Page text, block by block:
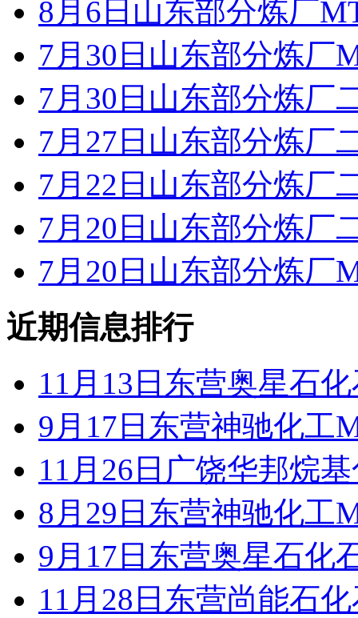
8月6日山东部分炼厂
7月30日山东部分炼厂
7月30日山东部分炼厂
7月27日山东部分炼厂
7月22日山东部分炼厂
7月20日山东部分炼厂
7月20日山东部分炼厂
近期信息排行
11月13日东营奥星石
9月17日东营神驰化工
11月26日广饶华邦烷
8月29日东营神驰化工
9月17日东营奥星石化
11月28日东营尚能石